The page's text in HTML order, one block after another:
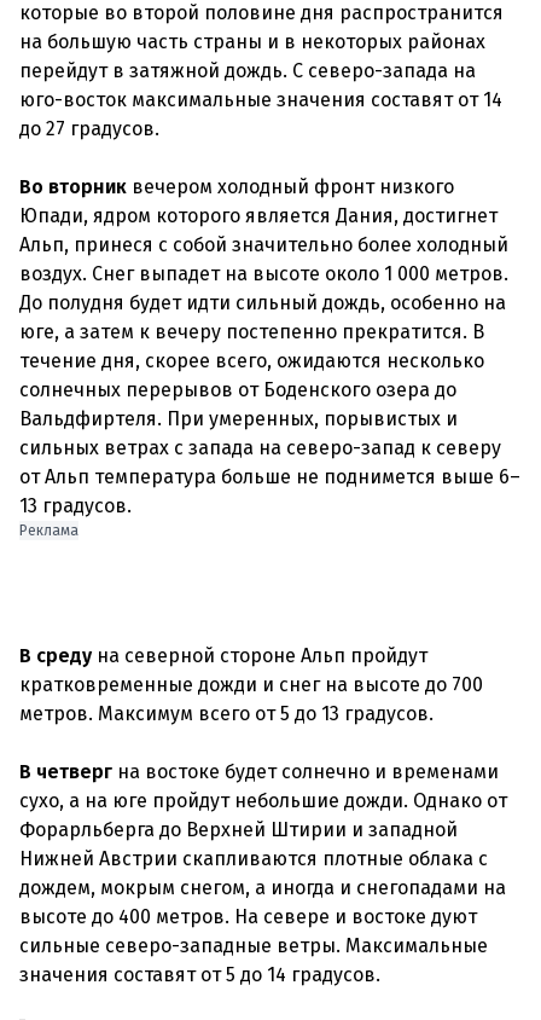
которые во второй половине дня распространится
на большую часть страны и в некоторых районах
перейдут в затяжной дождь. С северо-запада на
юго-восток максимальные значения составят от 14
до 27 градусов.
Во вторник вечером холодный фронт низкого
Юпади, ядром которого является Дания, достигнет
Альп, принеся с собой значительно более холодный
воздух. Снег выпадет на высоте около 1 000 метров.
До полудня будет идти сильный дождь, особенно на
юге, а затем к вечеру постепенно прекратится. В
течение дня, скорее всего, ожидаются несколько
солнечных перерывов от Боденского озера до
Вальдфиртеля. При умеренных, порывистых и
сильных ветрах с запада на северо-запад к северу
от Альп температура больше не поднимется выше 6–
Реклама
В среду на северной стороне Альп пройдут
кратковременные дожди и снег на высоте до 700
метров. Максимум всего от 5 до 13 градусов.
В четверг на востоке будет солнечно и временами
сухо, а на юге пройдут небольшие дожди. Однако от
Форарльберга до Верхней Штирии и западной
Нижней Австрии скапливаются плотные облака с
дождем, мокрым снегом, а иногда и снегопадами на
высоте до 400 метров. На севере и востоке дуют
сильные северо-западные ветры. Максимальные